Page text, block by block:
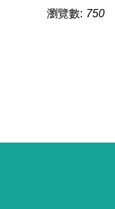
瀏覽數: 750